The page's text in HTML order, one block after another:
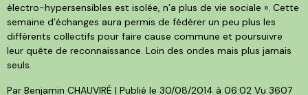
électro-hypersensibles est isolée, n’a plus de vie sociale ». Cette
semaine d’échanges aura permis de fédérer un peu plus les
différents collectifs pour faire cause commune et poursuivre
leur quête de reconnaissance. Loin des ondes mais plus jamais
seuls.
Par Benjamin CHAUVIRÉ | Publié le 30/08/2014 à 06:02 Vu 3607